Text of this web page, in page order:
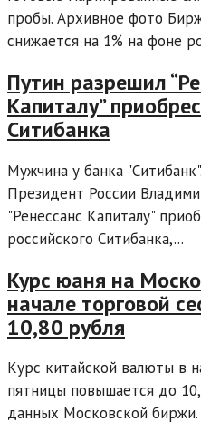
пробы. Архивное фото
снижается на 1% на фоне
Путин разрешил
Капиталу”
Ситибанка
Мужчина у банка
Президент России
"Ренессанс Капиталу"
российского Ситибанка,...
Курс юаня на
начале торговой
10,80 рубля
Курс китайской валюты в
пятницы повышается до
данных Московской биржи.